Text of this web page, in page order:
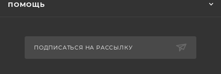
ПОМОЩЬ
ПОДПИСАТЬСЯ НА РАССЫЛКУ